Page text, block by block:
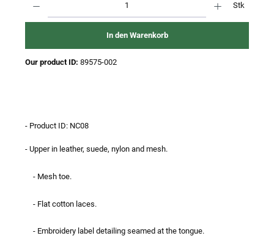
Stk
In den Warenkorb
Our product ID: 89575-002
- Product ID: NC08
- Upper in leather, suede, nylon and mesh.
- Mesh toe.
- Flat cotton laces.
- Embroidery label detailing seamed at the tongue.